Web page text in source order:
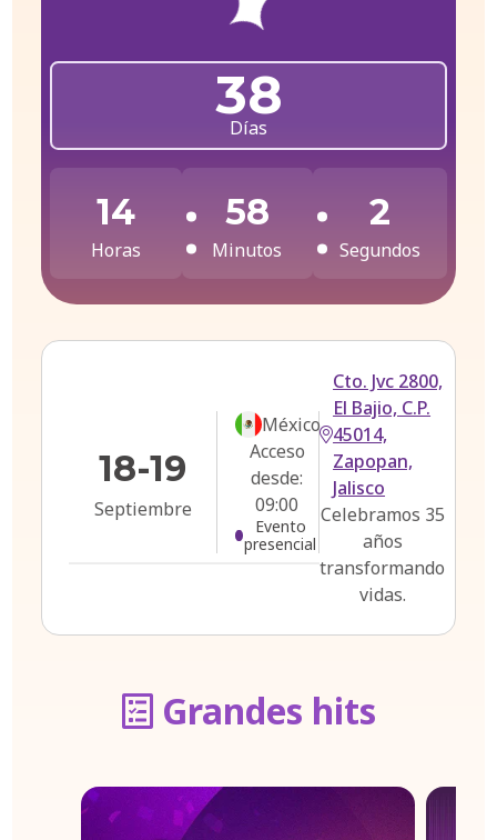
38
Días
14
Horas
58
Minutos
2
Segundos
18-19
Septiembre
México
Acceso
desde:
09:00
Evento
presencial
Cto. Jvc 2800,
El Bajio, C.P.
45014,
Zapopan,
Jalisco
Celebramos 35
años
transformando
vidas.
Grandes hits